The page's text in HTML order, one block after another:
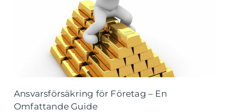
Ansvarsförsäkring för Företag – En
Omfattande Guide